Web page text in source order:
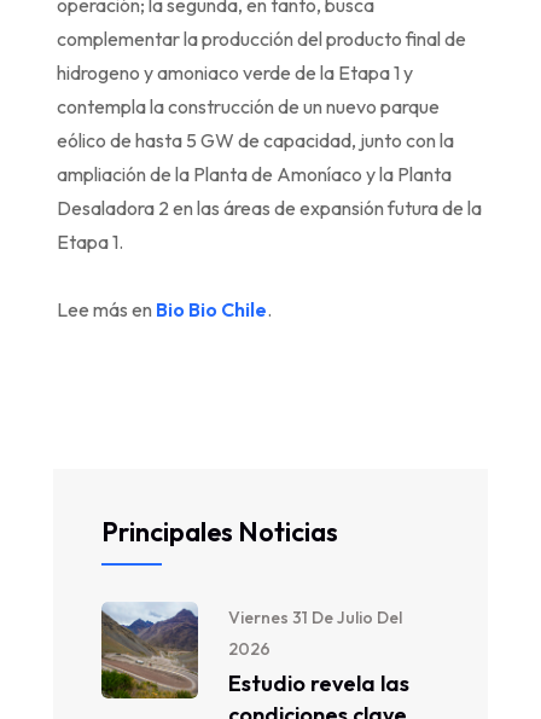
operación; la segunda, en tanto, busca
complementar la producción del producto final de
hidrogeno y amoniaco verde de la Etapa 1 y
contempla la construcción de un nuevo parque
eólico de hasta 5 GW de capacidad, junto con la
ampliación de la Planta de Amoníaco y la Planta
Desaladora 2 en las áreas de expansión futura de la
Etapa 1.
Lee más en Bio Bio Chile.
Principales Noticias
Viernes 31 De Julio Del
2026
Estudio revela las